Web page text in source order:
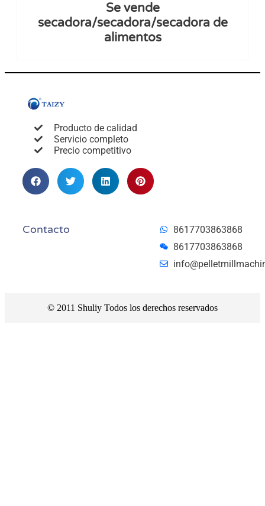
Se vende
secadora/secadora/secadora de
alimentos
Producto de calidad
Servicio completo
Precio competitivo
Contacto
8617703863868
8617703863868
© 2011 Shuliy Todos los derechos reservados